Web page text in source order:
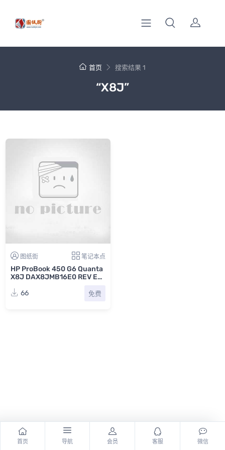
首页 搜索结果 1
“X8J”
图纸街 笔记本点
HP ProBook 450 G6 Quanta
X8J DAX8JMB16E0 REV E惠
+CAD
66 免费
首页 导航 会员 客服 微信